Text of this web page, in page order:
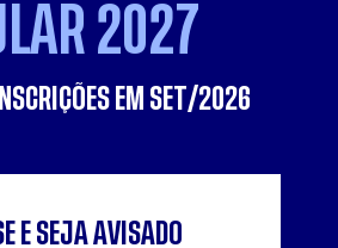
2027
EM SET/2026
E SEJA AVISADO